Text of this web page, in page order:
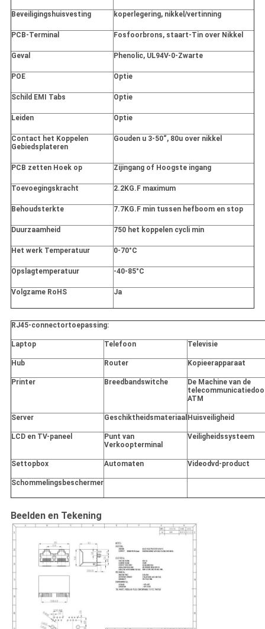
Beveiligingshuisvesting koperlegering, nikkel/vertinning
PCB-Terminal Fosfoorbrons, staart-Tin over Nikkel
Geval Phenolic, UL94V-0-Zwarte
POE Optie
Schild EMI Tabs Optie
Leiden Optie
Contact het Koppelen
Gebiedsplateren
Gouden u 3-50“, 80u over nikkel
PCB zetten Hoek op Zijingang of Hoogste ingang
Toevoegingskracht 2.2KG.F maximum
Behoudsterkte 7.7KG.F min tussen hefboom en stop
Duurzaamheid 750 het koppelen cycli min
Het werk Temperatuur 0-70°C
Opslagtemperatuur -40-85°C
Volgzame RoHS Ja
RJ45-connectortoepassing:
Laptop Telefoon Televisie
Hub Router Kopieerapparaat
Printer Breedbandswitche
De Machine van de
ATM
Server Geschiktheidsmateriaal Huisveiligheid
LCD en TV-paneel
Punt van
Verkoopterminal
Veiligheidssysteem
Settopbox Automaten Videodvd-product
Schommelingsbeschermer
Beelden en Tekening